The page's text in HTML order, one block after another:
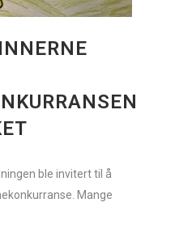
ble invitert til å
Mange